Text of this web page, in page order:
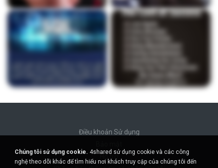
Điều khoản Sử dụng
Hỗ trợ
Chúng tôi sử dụng cookie. 4shared sử dụng cookie và các công
nghệ theo dõi khác để tìm hiểu nơi khách truy cập của chúng tôi đến